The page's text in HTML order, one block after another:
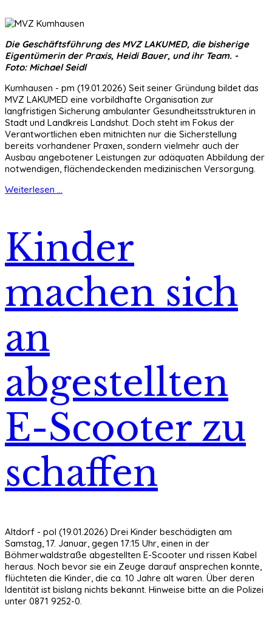
Die Geschäftsführung des MVZ LAKUMED, die bisherige
Eigentümerin der Praxis, Heidi Bauer, und ihr Team. -
Foto: Michael Seidl
Kumhausen - pm (19.01.2026) Seit seiner Gründung bildet das
MVZ LAKUMED eine vorbildhafte Organisation zur
langfristigen Sicherung ambulanter Gesundheitsstrukturen in
Stadt und Landkreis Landshut. Doch steht im Fokus der
Verantwortlichen eben mitnichten nur die Sicherstellung
bereits vorhandener Praxen, sondern vielmehr auch der
Ausbau angebotener Leistungen zur adäquaten Abbildung der
notwendigen, flächendeckenden medizinischen Versorgung.
Weiterlesen ...
Kinder
machen sich
an
abgestellten
E-Scooter zu
schaffen
Altdorf - pol (19.01.2026) Drei Kinder beschädigten am
Samstag, 17. Januar, gegen 17:15 Uhr, einen in der
Böhmerwaldstraße abgestellten E-Scooter und rissen Kabel
heraus. Noch bevor sie ein Zeuge darauf ansprechen konnte,
flüchteten die Kinder, die ca. 10 Jahre alt waren. Über deren
Identität ist bislang nichts bekannt. Hinweise bitte an die Polizei
unter 0871 9252-0.